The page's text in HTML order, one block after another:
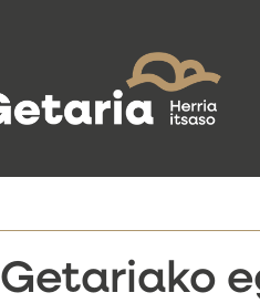
Getariako